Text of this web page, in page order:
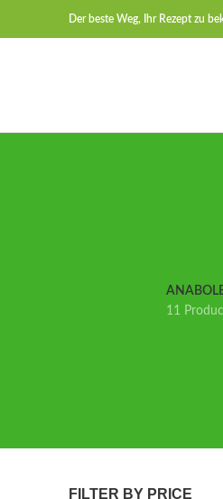
Der beste Weg, Ihr Rezept zu
11
FILTER BY PRICE